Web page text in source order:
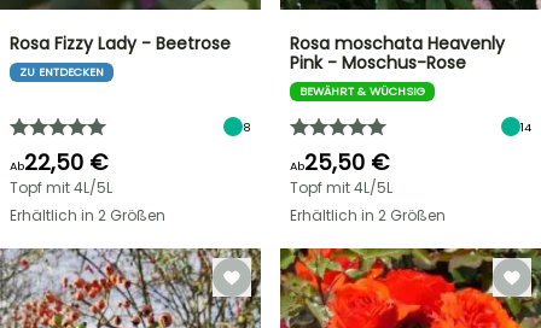
Rosa Fizzy Lady - Beetrose
ZU ENTDECKEN
8
Ab22,50 €
Topf mit 4L/5L
Erhältlich in 2 Größen
Rosa moschata Heavenly
Pink - Moschus-Rose
BEWÄHRT & WÜCHSIG
14
Ab25,50 €
Topf mit 4L/5L
Erhältlich in 2 Größen